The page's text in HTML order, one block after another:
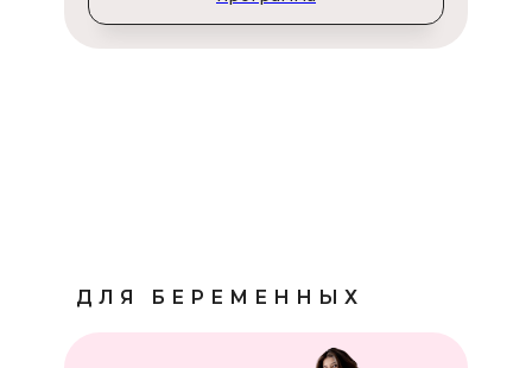
ДЛЯ БЕРЕМЕННЫХ